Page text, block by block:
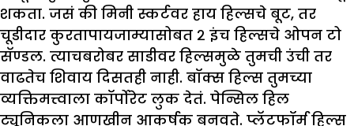
शकता. जसं की मिनी स्कर्टवर हाय हिल्सचे बूट, तर
चूडीदार कुरतापायजाम्यासोबत २ इंच हिल्सचे ओपन टो
सॅण्डल. त्याचबरोबर साडीवर हिल्समुळे तुमची उंची तर
वाढतेच शिवाय दिसतही नाही. बॉक्स हिल्स तुमच्या
व्यक्तिमत्त्वाला कॉर्पोरेट लुक देतं. पेन्सिल हिल
ट्यूनिकला आणखीन आकर्षक बनवते. प्लॅटफॉर्म हिल्स